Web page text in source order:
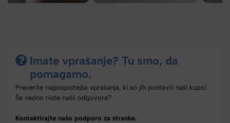
Imate vprašanje? Tu smo, da
pomagamo.
Preverite najpogostejša vprašanja, ki so jih postavili naši kupci.
Še vedno niste našli odgovora?
Kontaktirajte našo podporo za stranke.